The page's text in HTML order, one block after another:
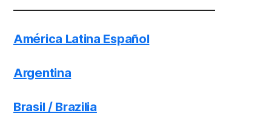
América Latina Español
Argentina
Brasil / Brazilia